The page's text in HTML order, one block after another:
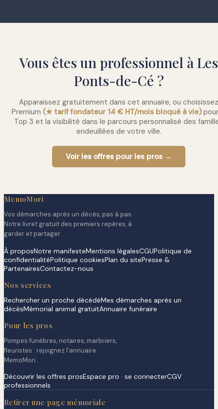
Vous êtes un professionnel à Les
Ponts-de-Cé ?
Apparaissez gratuitement dans cet annuaire, ou choisissez
Premium (★ tarif fondateur 14 € HT/mois bloqué à vie)
Top 3 et la visibilité dans le parcours personnalisé des
endeuillées de votre ville.
Voir les offres pour les pros →
MemoMori
Vos démarches après un décès, pas à pas.
Notre livret gratuit des premiers repères, à
garder et partager.
À proposNotre manifesteMentions légalesCGUPolitique de
confidentialitéPolitique cookiesPlan du sitePresse &
PartenairesContactez-nous
Nos services
Rechercher un proche décédéMes démarches après un
décèsMémorial animal gratuitAnnuaire funéraire
Pour les pros
Pompes funèbres, notaires, marbriers,
fleuristes : rejoignez l'annuaire
MemoMori.
Découvrir les offres prosEspace pro · se connecterCGV
professionnels
Retirer une page mémoriale